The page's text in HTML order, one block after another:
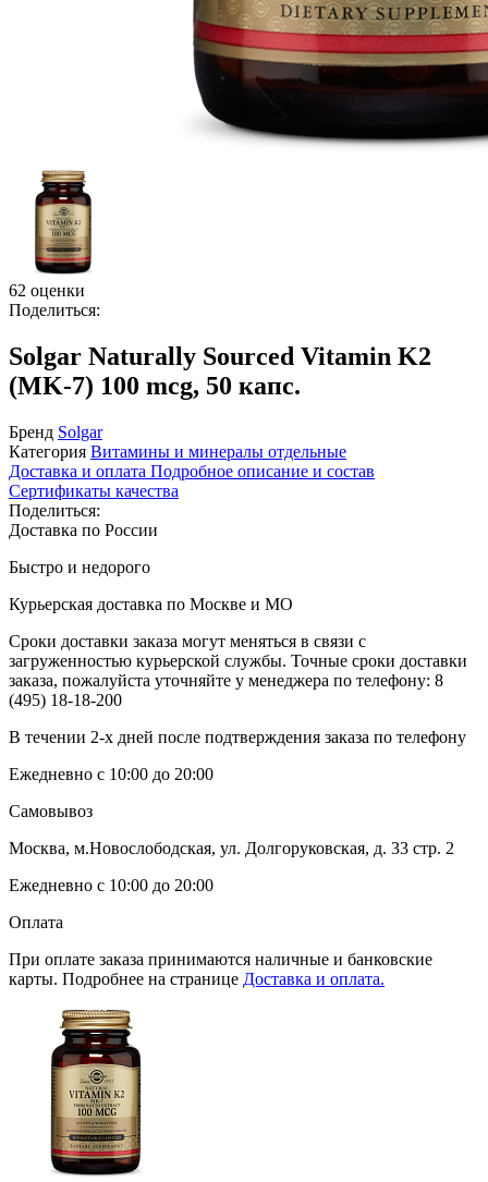
62 оценки
Поделиться:
Solgar Naturally Sourced Vitamin K2
(MK-7) 100 mcg, 50 капс.
Бренд Solgar
Категория Витамины и минералы отдельные
Доставка и оплата Подробное описание и состав
Сертификаты качества
Поделиться:
Доставка по России
Быстро и недорого
Курьерская доставка по Москве и МО
Сроки доставки заказа могут меняться в связи с
загруженностью курьерской службы. Точные сроки доставки
заказа, пожалуйста уточняйте у менеджера по телефону: 8
(495) 18-18-200
В течении 2-х дней после подтверждения заказа по телефону
Ежедневно с 10:00 до 20:00
Самовывоз
Москва, м.Новослободская, ул. Долгоруковская, д. 33 стр. 2
Ежедневно с 10:00 до 20:00
Оплата
При оплате заказа принимаются наличные и банковские
карты. Подробнее на странице Доставка и оплата.